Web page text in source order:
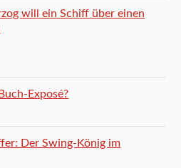
will ein Schiff über einen
Exposé?
Der Swing-König im